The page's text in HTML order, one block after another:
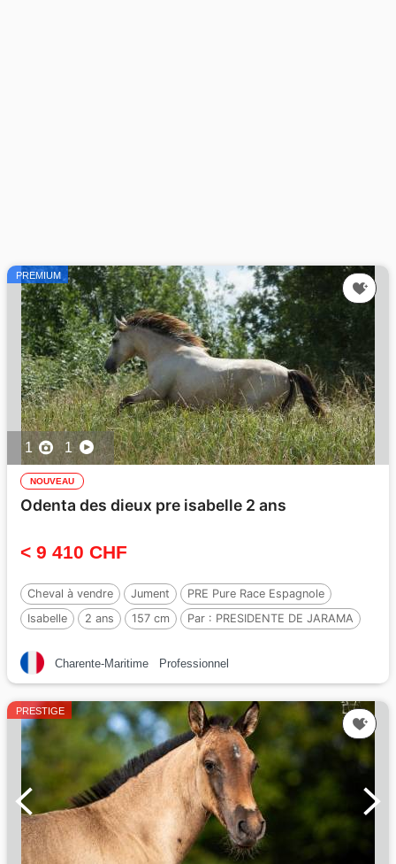
PREMIUM
1 1
NOUVEAU
Odenta des dieux pre isabelle 2 ans
< 9 410 CHF
Cheval à vendre Jument
PRE Pure Race Espagnole
Isabelle
2 ans 157 cm Par : PRESIDENTE DE JARAMA
Charente-Maritime Professionnel
PRESTIGE